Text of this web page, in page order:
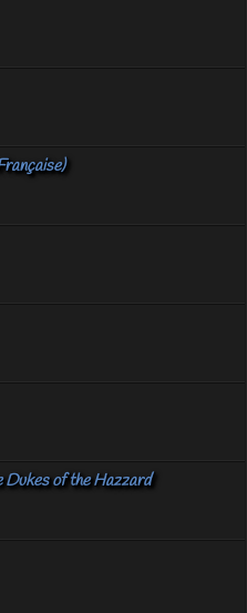
of the Hazzard